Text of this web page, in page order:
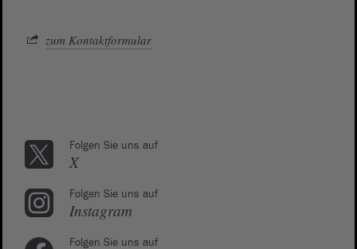
zum Kontaktformular
Folgen Sie uns auf
X
Folgen Sie uns auf
Instagram
Folgen Sie uns auf